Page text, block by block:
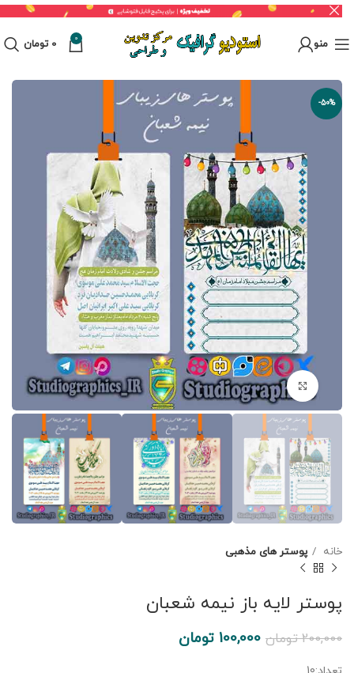
منو 0
0 تومان
-50%
برای بزرگنمایی کلیک کنید
خانه پوستر های مذهبی
پوستر لایه باز نیمه شعبان
200,000 تومان 100,000 تومان